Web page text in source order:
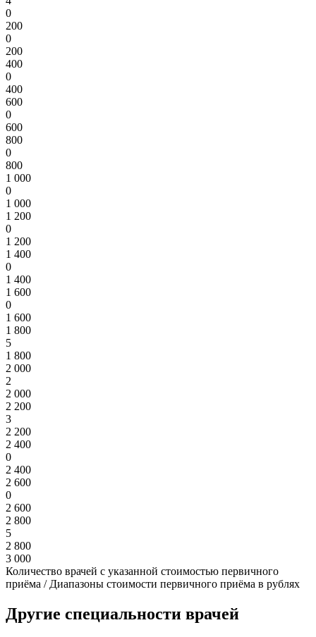
0
200
0
200
400
0
400
600
0
600
800
0
800
1 000
0
1 000
1 200
0
1 200
1 400
0
1 400
1 600
0
1 600
1 800
5
1 800
2 000
2
2 000
2 200
3
2 200
2 400
0
2 400
2 600
0
2 600
2 800
5
2 800
3 000
Количество врачей с указанной стоимостью первичного
приёма / Диапазоны стоимости первичного приёма в рублях
Другие специальности врачей